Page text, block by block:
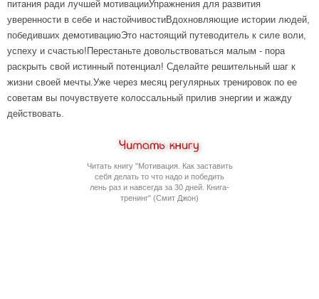
питания ради лучшей мотивацииУпражнения для развития
уверенности в себе и настойчивостиВдохновляющие истории людей,
победивших демотивациюЭто настоящий путеводитель к силе воли,
успеху и счастью!Перестаньте довольствоваться малым - пора
раскрыть свой истинный потенциал! Сделайте решительный шаг к
жизни своей мечты.Уже через месяц регулярных тренировок по ее
советам вы почувствуете колоссальный прилив энергии и жажду
действовать.
Читать книгу "Мотивация. Как заставить
себя делать то что надо и победить
лень раз и навсегда за 30 дней. Книга-
тренинг" (Смит Джон)